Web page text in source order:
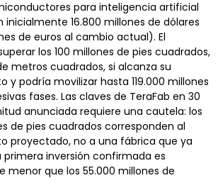
para inteligencia artificial
inicialmente 16.800 millones de dólares
de euros al cambio actual). El
los 100 millones de pies cuadrados,
metros cuadrados, si alcanza su
y podría movilizar hasta 119.000 millones
fases. Las claves de TeraFab en 30
anunciada requiere una cautela: los
de pies cuadrados corresponden al
proyectado, no a una fábrica que ya
primera inversión confirmada es
menor que los 55.000 millones de